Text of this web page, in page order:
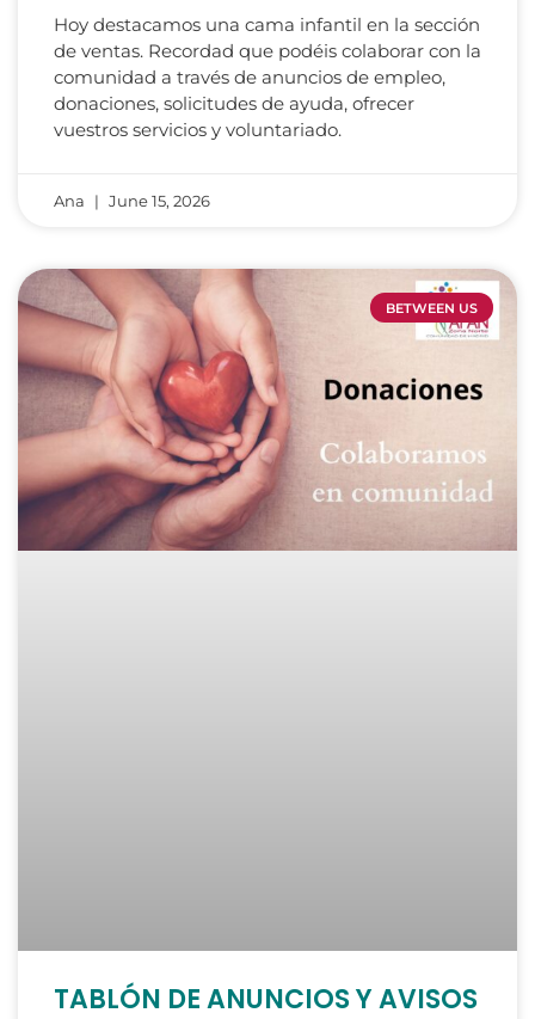
Hoy destacamos una cama infantil en la sección
de ventas. Recordad que podéis colaborar con la
comunidad a través de anuncios de empleo,
donaciones, solicitudes de ayuda, ofrecer
vuestros servicios y voluntariado.
Ana June 15, 2026
BETWEEN US
TABLÓN DE ANUNCIOS Y AVISOS